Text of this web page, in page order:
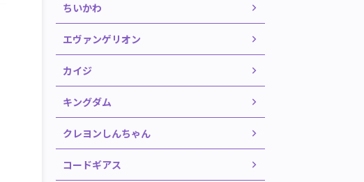
ちいかわ
エヴァンゲリオン
カイジ
キングダム
クレヨンしんちゃん
コードギアス